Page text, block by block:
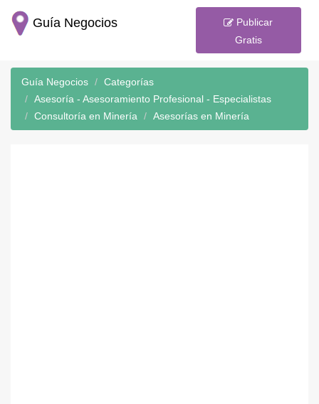
Guía Negocios
Publicar
Gratis
Guía Negocios
Categorías
Asesoría - Asesoramiento Profesional - Especialistas
Consultoría en Minería
Asesorías en Minería